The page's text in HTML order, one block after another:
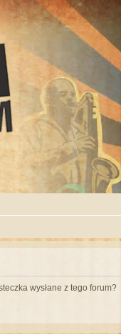
wysłane z tego forum?